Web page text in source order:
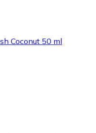
Coconut 50 ml